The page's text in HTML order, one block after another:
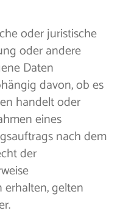
oder juristische
oder andere
Daten
davon, ob es
handelt oder
eines
nach dem
der
gelten